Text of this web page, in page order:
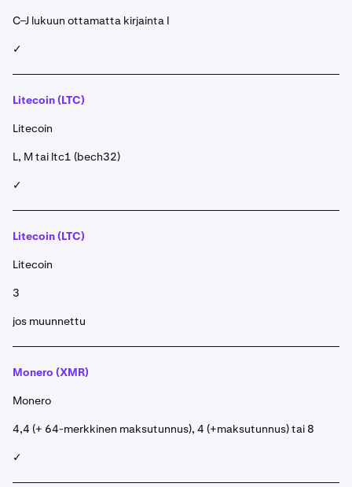
C–J lukuun ottamatta kirjainta I
✓
Litecoin (LTC)
Litecoin
L, M tai ltc1 (bech32)
✓
Litecoin (LTC)
Litecoin
3
jos muunnettu
Monero (XMR)
Monero
4,4 (+ 64-merkkinen maksutunnus), 4 (+maksutunnus) tai 8
✓